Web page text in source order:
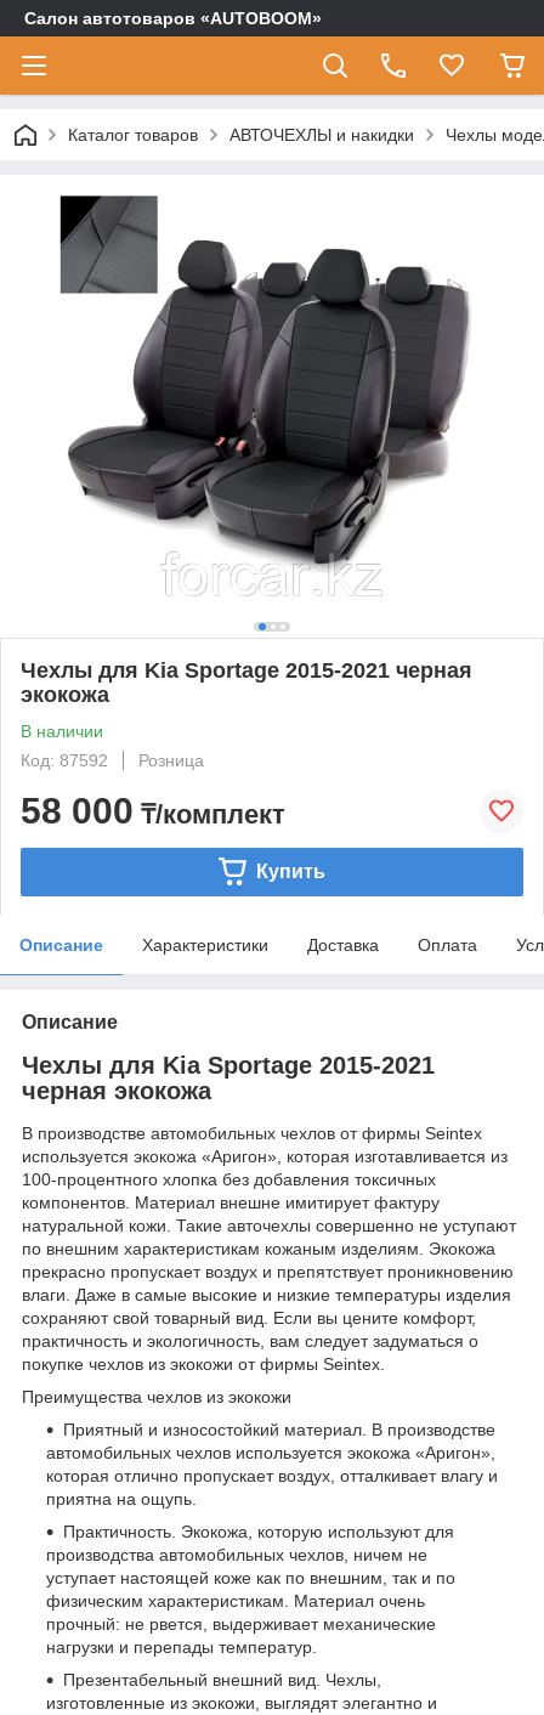
Салон автотоваров «AUTOBOOM»
Каталог товаров АВТОЧЕХЛЫ и накидки Чехлы
Чехлы для Kia Sportage 2015-2021 черная
экокожа
В наличии
Код: 87592
Розница
58 000 ₸/комплект
Купить
Описание Характеристики Доставка Оплата
Описание
Чехлы для Kia Sportage 2015-2021
черная экокожа
В производстве автомобильных чехлов от фирмы Seintex
используется экокожа «Аригон», которая изготавливается из
100-процентного хлопка без добавления токсичных
компонентов. Материал внешне имитирует фактуру
натуральной кожи. Такие авточехлы совершенно не уступают
по внешним характеристикам кожаным изделиям. Экокожа
прекрасно пропускает воздух и препятствует проникновению
влаги. Даже в самые высокие и низкие температуры изделия
сохраняют свой товарный вид. Если вы цените комфорт,
практичность и экологичность, вам следует задуматься о
покупке чехлов из экокожи от фирмы Seintex.
Преимущества чехлов из экокожи
Приятный и износостойкий материал. В производстве
автомобильных чехлов используется экокожа «Аригон»,
которая отлично пропускает воздух, отталкивает влагу и
приятна на ощупь.
Практичность. Экокожа, которую используют для
производства автомобильных чехлов, ничем не
уступает настоящей коже как по внешним, так и по
физическим характеристикам. Материал очень
прочный: не рвется, выдерживает механические
нагрузки и перепады температур.
Презентабельный внешний вид. Чехлы,
изготовленные из экокожи, выглядят элегантно и